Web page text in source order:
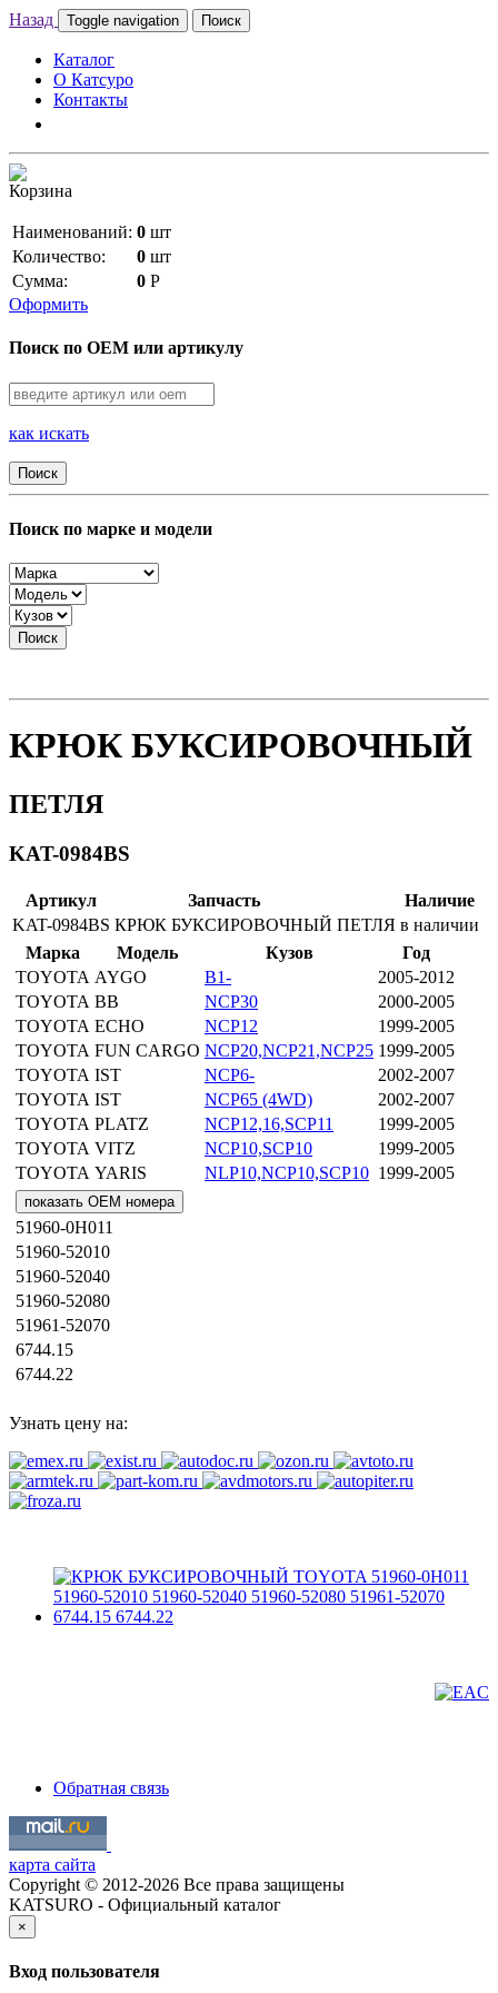
Назад Toggle navigation Поиск
Каталог
О Катсуро
Контакты
Корзина
Наименований: 0 шт
Количество:
0 шт
Сумма:
0 Р
Оформить
Поиск по OEM или артикулу
как искать
Поиск
Поиск по марке и модели
Поиск
КРЮК БУКСИРОВОЧНЫЙ
ПЕТЛЯ
KAT-0984BS
Артикул Запчасть
Наличие
KAT-0984BS КРЮК БУКСИРОВОЧНЫЙ ПЕТЛЯ в наличии
Марка
Модель Кузов
Год
TOYOTA AYGO B1-
2005-2012
TOYOTA BB NCP30
2000-2005
TOYOTA ECHO NCP12
1999-2005
TOYOTA FUN CARGO NCP20,NCP21,NCP25 1999-2005
TOYOTA IST NCP6-
2002-2007
TOYOTA IST NCP65 (4WD)
2002-2007
TOYOTA PLATZ NCP12,16,SCP11
1999-2005
TOYOTA VITZ NCP10,SCP10
1999-2005
TOYOTA YARIS NLP10,NCP10,SCP10 1999-2005
показать OEM номера
51960-0H011
51960-52010
51960-52040
51960-52080
51961-52070
6744.15
6744.22
Узнать цену на:
Обратная связь
карта сайта
Copyright © 2012-2026 Все права защищены
KATSURO - Официальный каталог
×
Вход пользователя